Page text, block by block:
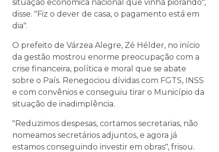
situação econômica nacional que vinha piorando",
disse. "Fiz o dever de casa, o pagamento está em
dia".
O prefeito de Várzea Alegre, Zé Hélder, no início
da gestão mostrou enorme preocupação com a
crise financeira, política e moral que se abate
sobre o País. Renegociou dívidas com FGTS, INSS
e com convênios e conseguiu tirar o Município da
situação de inadimplência.
"Reduzimos despesas, cortamos secretarias, não
nomeamos secretários adjuntos, e agora já
estamos conseguindo investir em obras", frisou.